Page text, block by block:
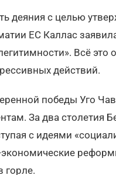
с целью
ЕС Каллас
Всё
действий.
победы Уго
За два
с идеями
горле.